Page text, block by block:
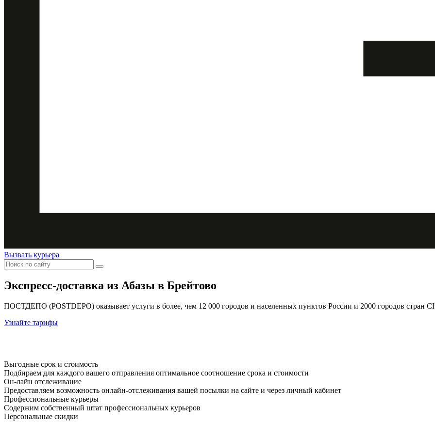
Вызвать курьера
Экспресс-доставка из Абазы в Брейтово
ПОСТДЕПО (POSTDEPO) оказывает услуги в более, чем 12 000 городов и населенных пунктов России и 2000 городов стран
Узнайте тарифы
Выгодные срок и стоимость
Подбираем для каждого вашего отправления оптимальное соотношение срока и стоимости
Он-лайн отслеживание
Предоставляем возможность онлайн-отслеживания вашей посылки на сайте и через личный кабинет
Профессиональные курьеры
Содержим собственный штат профессиональных курьеров
Персональные скидки